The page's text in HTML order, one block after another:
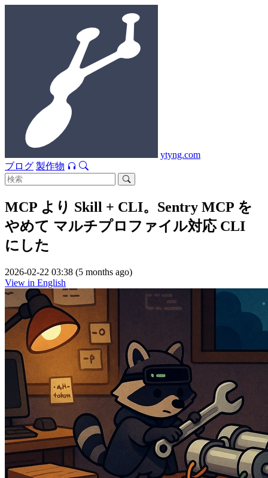
ytyng.com
ブログ 製作物
MCP より Skill + CLI。Sentry MCP を
やめて マルチプロファイル対応 CLI
にした
2026-02-22 03:38 (5 months ago)
View in English